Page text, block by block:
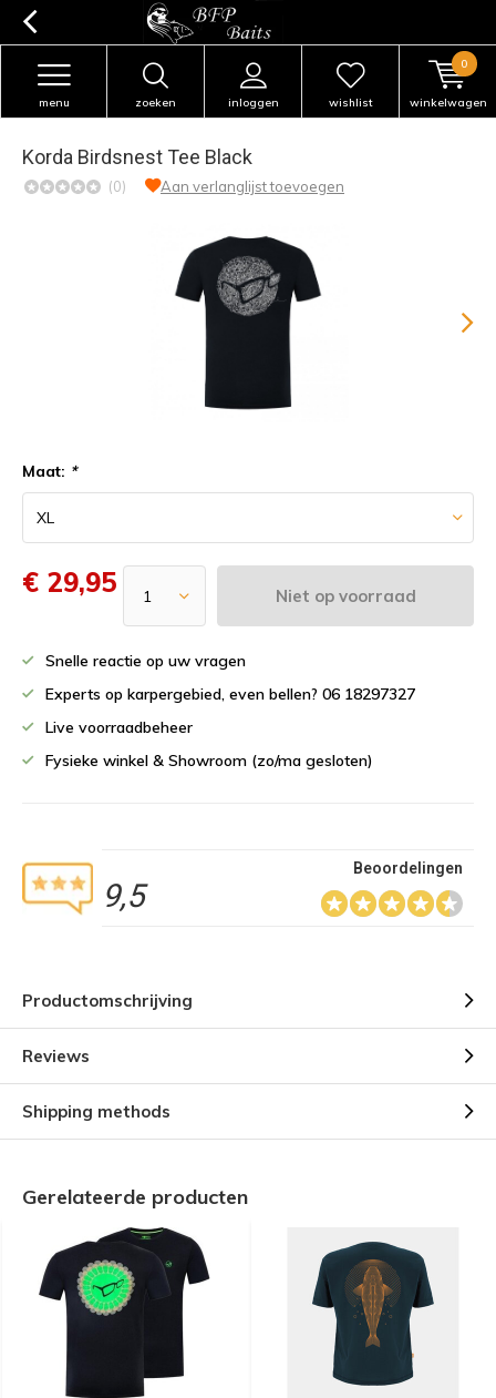
zoeken inloggen
menu wishlist winkelwagen
0
Korda Birdsnest Tee Black
(0) Aan verlanglijst toevoegen
Maat: *
€ 29,95 Niet op voorraad
Snelle reactie op uw vragen
Experts op karpergebied, even bellen? 06 18297327
Live voorraadbeheer
Fysieke winkel & Showroom (zo/ma gesloten)
9,5
Beoordelingen
Productomschrijving
Reviews
Shipping methods
Gerelateerde producten